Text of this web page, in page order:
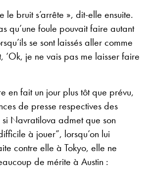
le bruit s’arrête », dit-elle ensuite.
qu’une foule pouvait faire autant
se sont laissés aller comme
‘Ok, je ne vais pas me laisser faire
en fait un jour plus tôt que prévu,
de presse respectives des
Navratilova admet que son
à jouer”, lorsqu’on lui
contre elle à Tokyo, elle ne
de mérite à Austin :